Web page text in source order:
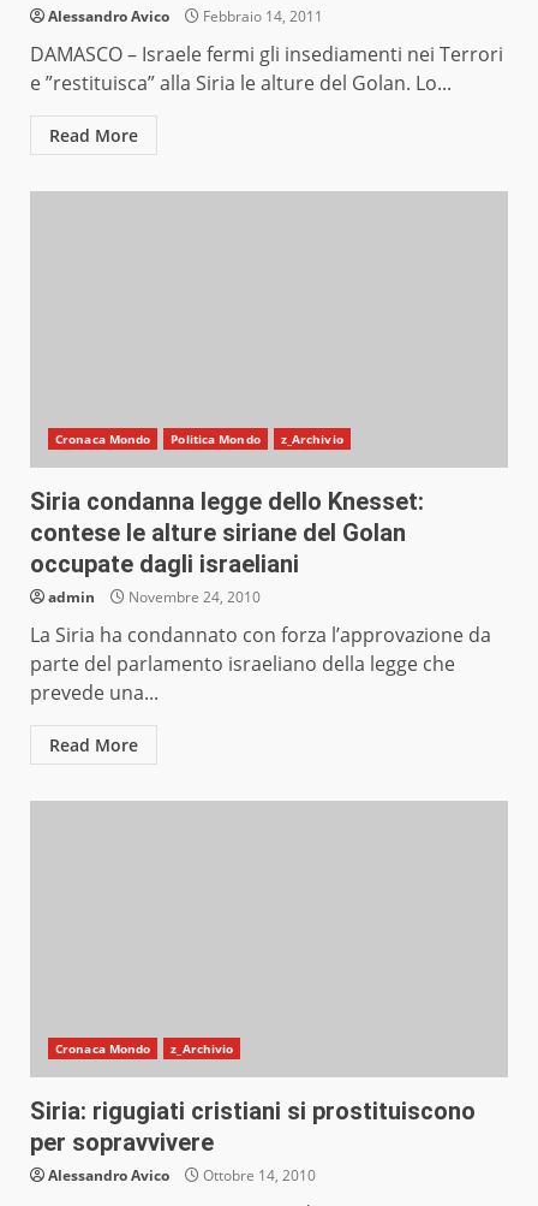
Alessandro Avico Febbraio 14, 2011
DAMASCO – Israele fermi gli insediamenti nei Terrori
e ”restituisca” alla Siria le alture del Golan. Lo...
Read More
Cronaca Mondo Politica Mondo z_Archivio
Siria condanna legge dello Knesset:
contese le alture siriane del Golan
occupate dagli israeliani
admin Novembre 24, 2010
La Siria ha condannato con forza l’approvazione da
parte del parlamento israeliano della legge che
prevede una...
Read More
Cronaca Mondo z_Archivio
Siria: rigugiati cristiani si prostituiscono
per sopravvivere
Alessandro Avico Ottobre 14, 2010